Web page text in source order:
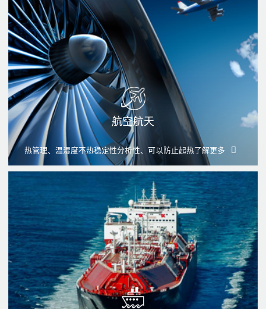
航空航天
热管理、温湿度不热稳定性分析性、可以防止起热了解更多